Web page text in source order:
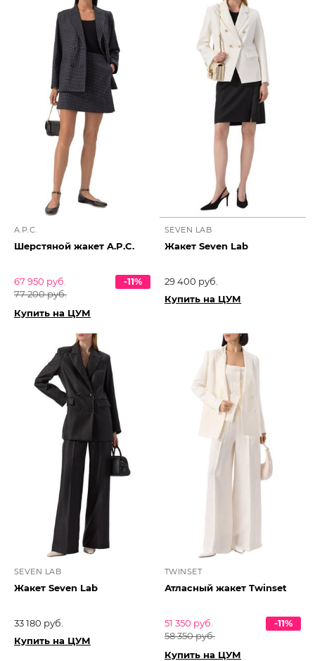
A.P.C.
Шерстяной жакет A.P.C.
67 950 руб.
77 200 руб.
-11%
Купить на ЦУМ
SEVEN LAB
Жакет Seven Lab
29 400 руб.
Купить на ЦУМ
SEVEN LAB
Жакет Seven Lab
33 180 руб.
Купить на ЦУМ
TWINSET
Атласный жакет Twinset
51 350 руб.
58 350 руб.
-11%
Купить на ЦУМ